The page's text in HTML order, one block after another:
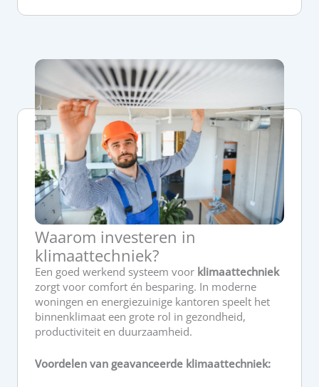
Waarom investeren in
klimaattechniek?
Een goed werkend systeem voor klimaattechniek
zorgt voor comfort én besparing. In moderne
woningen en energiezuinige kantoren speelt het
binnenklimaat een grote rol in gezondheid,
productiviteit en duurzaamheid.
Voordelen van geavanceerde klimaattechniek: